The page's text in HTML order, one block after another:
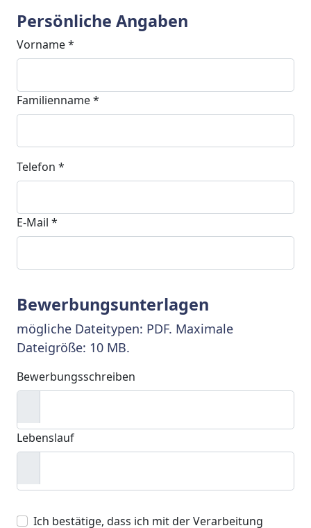
Persönliche Angaben
Vorname *
Familienname *
Telefon *
E-Mail *
Bewerbungsunterlagen
mögliche Dateitypen: PDF. Maximale
Dateigröße: 10 MB.
Bewerbungsschreiben
Lebenslauf
Ich bestätige, dass ich mit der Verarbeitung